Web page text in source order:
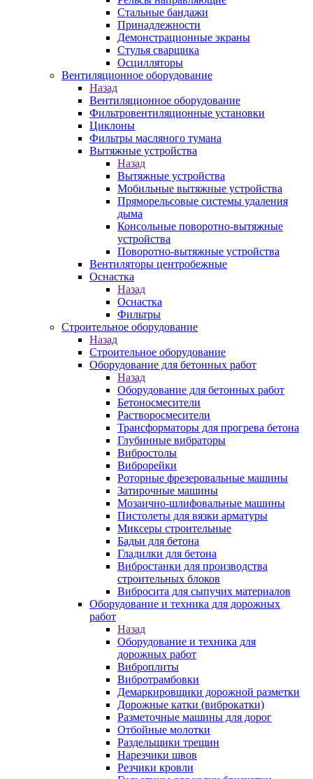
Стальные бандажи
Принадлежности
Демонстрационные экраны
Стулья сварщика
Осцилляторы
Вентиляционное оборудование
Назад
Вентиляционное оборудование
Фильтровентиляционные установки
Циклоны
Фильтры масляного тумана
Вытяжные устройства
Назад
Вытяжные устройства
Мобильные вытяжные устройства
Пряморельсовые системы удаления
дыма
Консольные поворотно-вытяжные
устройства
Поворотно-вытяжные устройства
Вентиляторы центробежные
Оснастка
Назад
Оснастка
Фильтры
Строительное оборудование
Назад
Строительное оборудование
Оборудование для бетонных работ
Назад
Оборудование для бетонных работ
Бетоносмесители
Растворосмесители
Трансформаторы для прогрева бетона
Глубинные вибраторы
Вибростолы
Виброрейки
Роторные фрезеровальные машины
Затирочные машины
Мозаично-шлифовальные машины
Пистолеты для вязки арматуры
Миксеры строительные
Бадьи для бетона
Гладилки для бетона
Вибростанки для производства
строительных блоков
Вибросита для сыпучих материалов
Оборудование и техника для дорожных
работ
Назад
Оборудование и техника для
дорожных работ
Виброплиты
Вибротрамбовки
Демаркировщики дорожной разметки
Дорожные катки (виброкатки)
Разметочные машины для дорог
Отбойные молотки
Раздельщики трещин
Нарезчики швов
Резчики кровли